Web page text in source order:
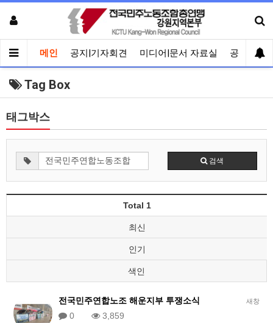
메인 공지|기자회견 미디어|문서 자료실 공유게시
Tag Box
태그박스
검색
Total 1
최신
인기
색인
새창
전국민주연합노조 해운지부 투쟁소식
0
3,859